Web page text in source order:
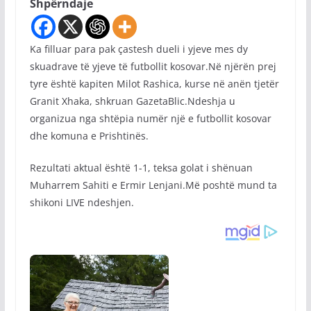
Shpërndaje
Ka filluar para pak çastesh dueli i yjeve mes dy
skuadrave të yjeve të futbollit kosovar.Në njërën prej
tyre është kapiten Milot Rashica, kurse në anën tjetër
Granit Xhaka, shkruan GazetaBlic.Ndeshja u
organizua nga shtëpia numër një e futbollit kosovar
dhe komuna e Prishtinës.
Rezultati aktual është 1-1, teksa golat i shënuan
Muharrem Sahiti e Ermir Lenjani.Më poshtë mund ta
shikoni LIVE ndeshjen.